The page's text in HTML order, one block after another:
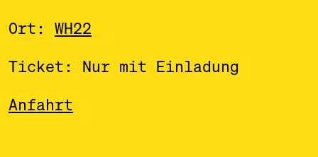
Ort: WH22
Ticket: Nur mit Einladung
Anfahrt